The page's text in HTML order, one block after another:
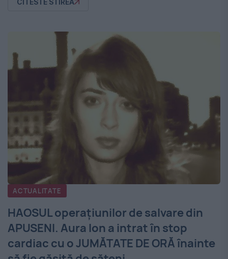
CITESTE STIREA
ACTUALITATE
HAOSUL operaţiunilor de salvare din
APUSENI. Aura Ion a intrat în stop
cardiac cu o JUMĂTATE DE ORĂ înainte